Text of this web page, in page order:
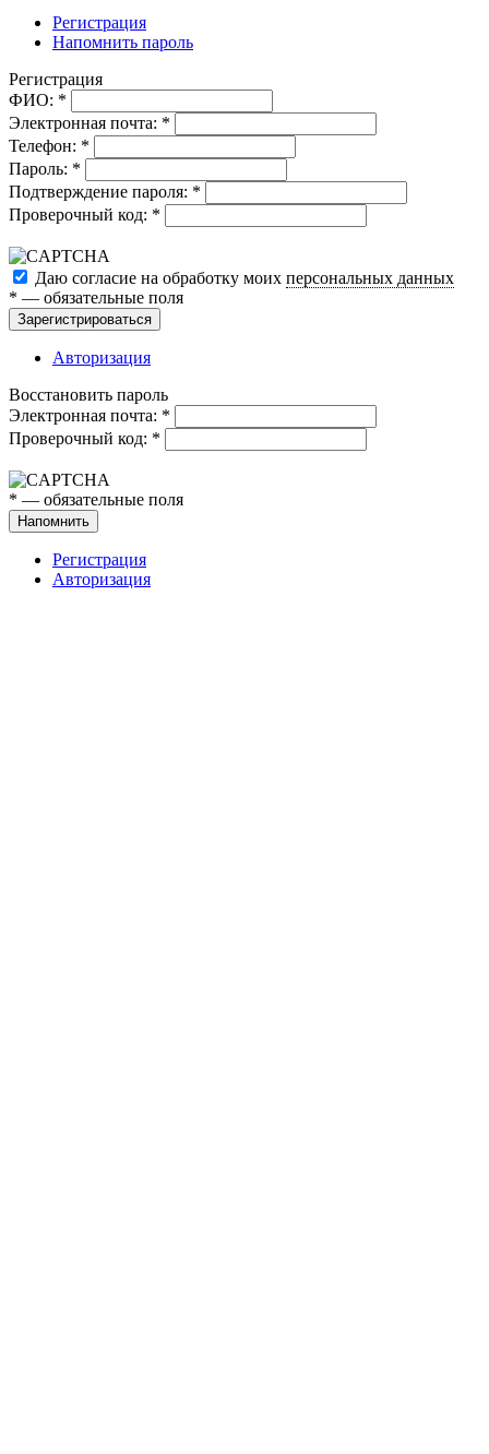
Регистрация
Напомнить пароль
Регистрация
ФИО: *
Электронная почта: *
Телефон: *
Пароль: *
Подтверждение пароля: *
Проверочный код: *
Даю согласие на обработку моих персональных данных
* — обязательные поля
Зарегистрироваться
Авторизация
Восстановить пароль
Электронная почта: *
Проверочный код: *
* — обязательные поля
Напомнить
Регистрация
Авторизация